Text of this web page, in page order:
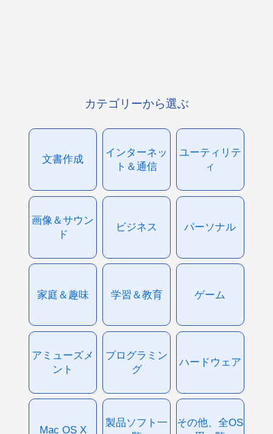
カテゴリーから選ぶ
文書作成
インターネッ
ト＆通信
ユーティリテ
ィ
画像＆サウン
ド
ビジネス パーソナル
家庭＆趣味 学習＆教育 ゲーム
アミューズメ
ント
プログラミン
グ
ハードウェア
Mac OS X
製品ソフト一
その他、全OS